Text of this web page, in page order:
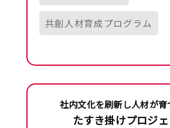
共創人材育成プログラム
社内文化を刷新し人材が育
たすき掛けプロジ